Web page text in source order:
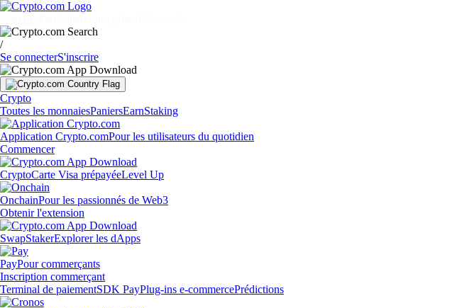
/
Se connecterS'inscrire
Crypto
Toutes les monnaiesPaniersEarnStaking
Application Crypto.comPour les utilisateurs du quotidien
Commencer
CryptoCarte Visa prépayéeLevel Up
OnchainPour les passionnés de Web3
Obtenir l'extension
SwapStakerExplorer les dApps
PayPour commerçants
Inscription commerçant
Terminal de paiementSDK PayPlug-ins e-commercePrédictions